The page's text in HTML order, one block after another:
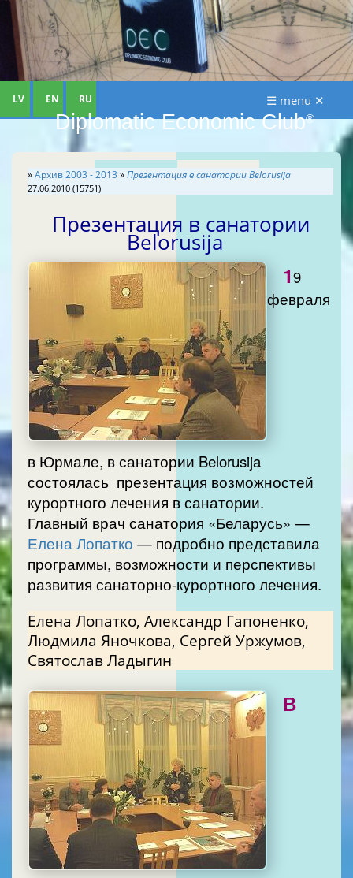
Diplomatic Economic Club®
LV EN RU ☰ menu ✕
»Aрхив 2003 - 2013 »Презентация в санатории Belorusija
27.06.2010 (15751)
Презентация в санатории
Belorusija
19
февраля
в Юрмале, в санатории Belorusija
состоялась презентация возможностей
курортного лечения в санатории.
Главный врач санатория «Беларусь» —
Елена Лопатко — подробно представила
программы, возможности и перспективы
развития санаторно-курортного лечения.
Елена Лопатко, Александр Гапоненко,
Людмила Яночкова, Сергей Уржумов,
Святослав Ладыгин
В